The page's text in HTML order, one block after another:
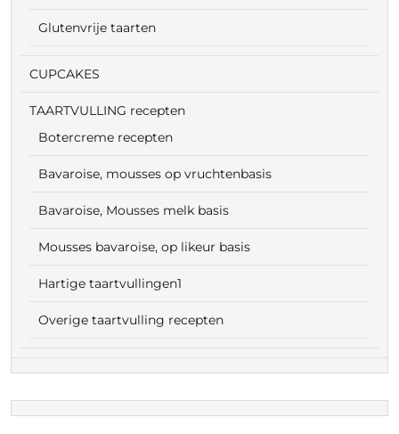
Glutenvrije taarten
CUPCAKES
TAARTVULLING recepten
Botercreme recepten
Bavaroise, mousses op vruchtenbasis
Bavaroise, Mousses melk basis
Mousses bavaroise, op likeur basis
Hartige taartvullingen1
Overige taartvulling recepten